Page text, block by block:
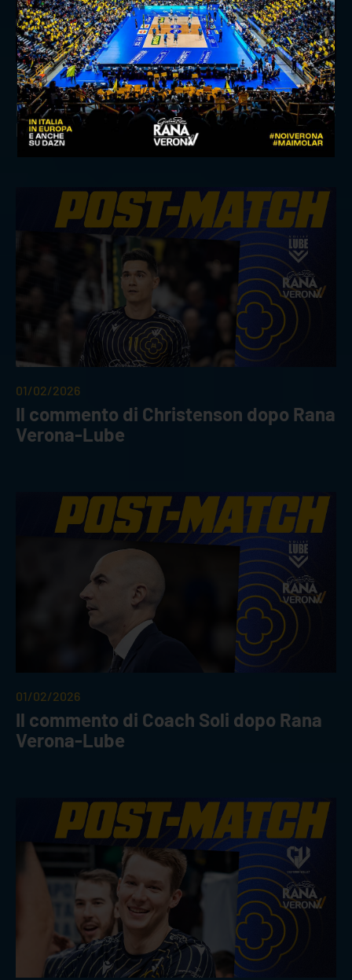
15/02/2026
Il commento di Coach Soli dopo Allianz
Milano-Rana Verona
01/02/2026
Il commento di Christenson dopo Rana
Verona-Lube
01/02/2026
Il commento di Coach Soli dopo Rana
Verona-Lube